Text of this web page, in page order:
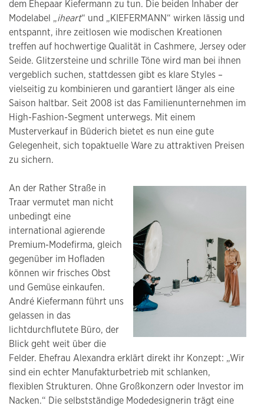
dem Ehepaar Kiefermann zu tun. Die beiden Inhaber der
Modelabel „iheart“ und „KIEFERMANN“ wirken lässig und
entspannt, ihre zeitlosen wie modischen Kreationen
treffen auf hochwertige Qualität in Cashmere, Jersey oder
Seide. Glitzersteine und schrille Töne wird man bei ihnen
vergeblich suchen, stattdessen gibt es klare Styles –
vielseitig zu kombinieren und garantiert länger als eine
Saison haltbar. Seit 2008 ist das Familienunternehmen im
High-Fashion-Segment unterwegs. Mit einem
Musterverkauf in Büderich bietet es nun eine gute
Gelegenheit, sich topaktuelle Ware zu attraktiven Preisen
zu sichern.
An der Rather Straße in
Traar vermutet man nicht
unbedingt eine
international agierende
Premium-Modefirma, gleich
gegenüber im Hofladen
können wir frisches Obst
und Gemüse einkaufen.
André Kiefermann führt uns
gelassen in das
lichtdurchflutete Büro, der
Blick geht weit über die
Felder. Ehefrau Alexandra erklärt direkt ihr Konzept: „Wir
sind ein echter Manufakturbetrieb mit schlanken,
flexiblen Strukturen. Ohne Großkonzern oder Investor im
Nacken.“ Die selbstständige Modedesignerin trägt eine